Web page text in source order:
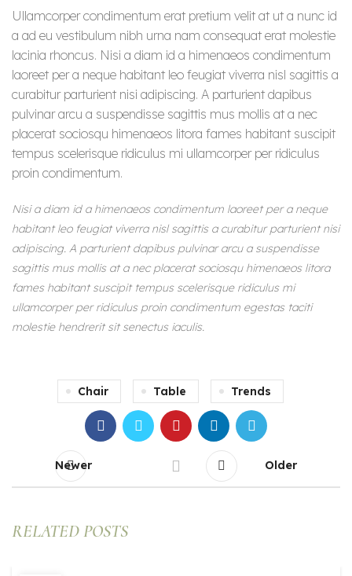
Ullamcorper condimentum erat pretium velit at ut a nunc id
a ad eu vestibulum nibh urna nam consequat erat molestie
lacinia rhoncus. Nisi a diam id a himenaeos condimentum
laoreet per a neque habitant leo feugiat viverra nisl sagittis a
curabitur parturient nisi adipiscing. A parturient dapibus
pulvinar arcu a suspendisse sagittis mus mollis at a nec
placerat sociosqu himenaeos litora fames habitant suscipit
tempus scelerisque ridiculus mi ullamcorper per ridiculus
proin condimentum.
Nisi a diam id a himenaeos condimentum laoreet per a neque
habitant leo feugiat viverra nisl sagittis a curabitur parturient nisi
adipiscing. A parturient dapibus pulvinar arcu a suspendisse
sagittis mus mollis at a nec placerat sociosqu himenaeos litora
fames habitant suscipit tempus scelerisque ridiculus mi
ullamcorper per ridiculus proin condimentum egestas taciti
molestie hendrerit sit senectus iaculis.
Chair Table Trends
Newer Older
RELATED POSTS